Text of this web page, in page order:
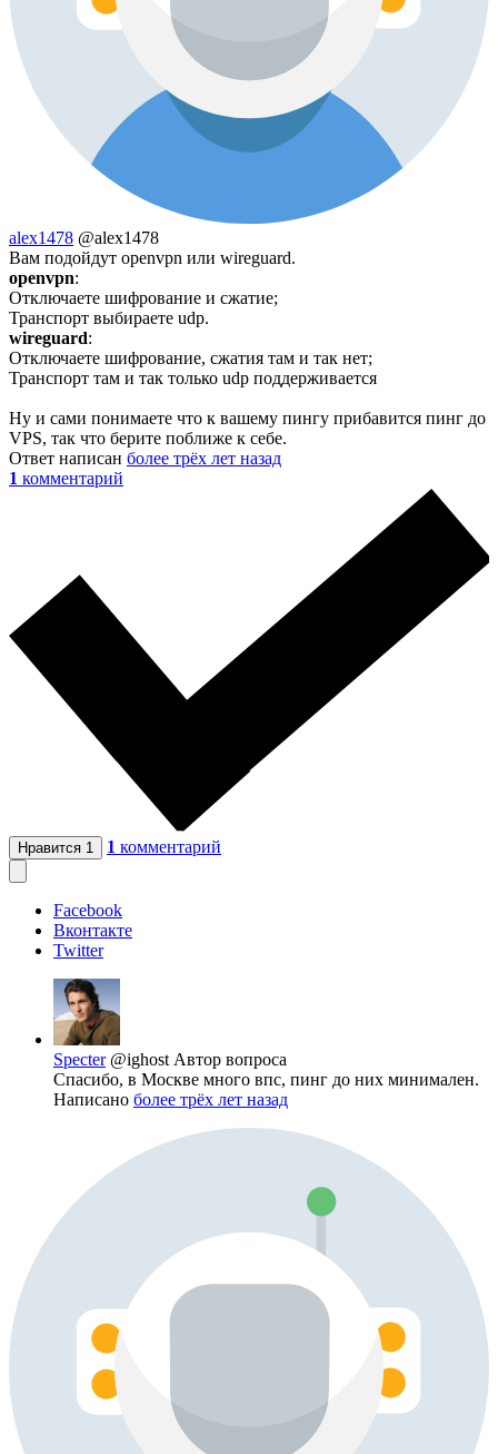
alex1478 @alex1478
Вам подойдут openvpn или wireguard.
openvpn:
Отключаете шифрование и сжатие;
Транспорт выбираете udp.
wireguard:
Отключаете шифрование, сжатия там и так нет;
Транспорт там и так только udp поддерживается
Ну и сами понимаете что к вашему пингу прибавится пинг до
VPS, так что берите поближе к себе.
Ответ написан более трёх лет назад
1 комментарий
Нравится 1 1 комментарий
Facebook
Вконтакте
Twitter
Specter @ighost Автор вопроса
Спасибо, в Москве много впс, пинг до них минимален.
Написано более трёх лет назад